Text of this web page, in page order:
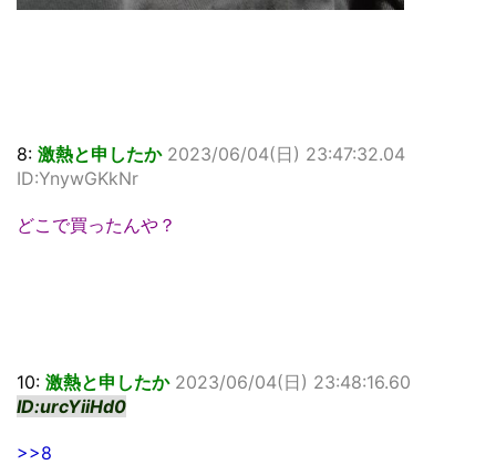
8: 激熱と申したか 2023/06/04(日) 23:47:32.04
ID:YnywGKkNr
どこで買ったんや？
10: 激熱と申したか 2023/06/04(日) 23:48:16.60
ID:urcYiiHd0
>>8